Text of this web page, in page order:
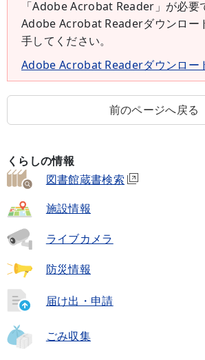
「Adobe Acrobat Reader」が必要
Adobe Acrobat Readerダウンロー
手してください。
Adobe Acrobat Readerダウンロー
前のページへ戻る
くらしの情報
図書館蔵書検索
施設情報
ライブカメラ
防災情報
届け出・申請
ごみ収集